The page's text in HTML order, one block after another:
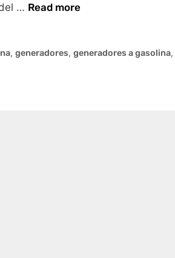
… Read more
, generadores, generadores a gasolina,